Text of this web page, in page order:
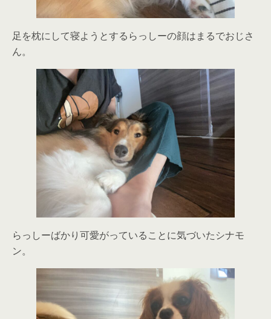
足を枕にして寝ようとするらっしーの顔はまるでおじさ
ん。
らっしーばかり可愛がっていることに気づいたシナモ
ン。